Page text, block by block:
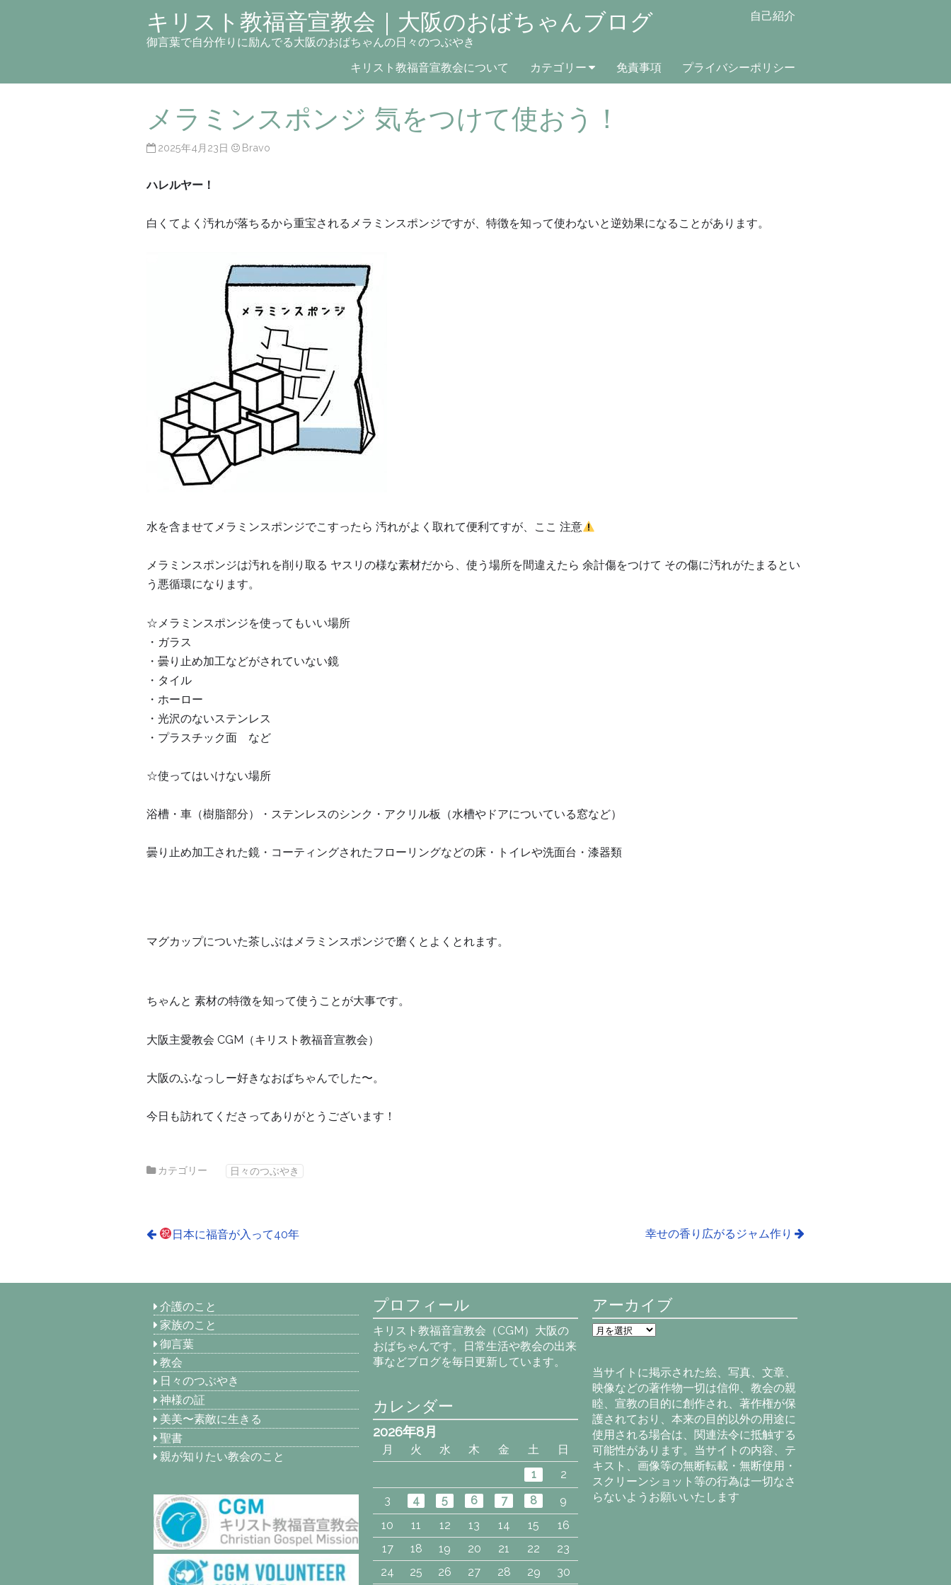
キリスト教福音宣教会｜大阪のおばちゃんブログ
御言葉で自分作りに励んでる大阪のおばちゃんの日々のつぶやき
自己紹介
キリスト教福音宣教会について カテゴリー 免責事項 プライバシーポリシー
メラミンスポンジ 気をつけて使おう！
2025年4月23日 Bravo
ハレルヤー！
白くてよく汚れが落ちるから重宝されるメラミンスポンジですが、特徴を知って使わないと逆効果になることがあります。
水を含ませてメラミンスポンジでこすったら 汚れがよく取れて便利てすが、ここ 注意
メラミンスポンジは汚れを削り取る ヤスリの様な素材だから、使う場所を間違えたら 余計傷をつけて その傷に汚れがたまるとい
う悪循環になります。
☆メラミンスポンジを使ってもいい場所
・ガラス
・曇り止め加工などがされていない鏡
・タイル
・ホーロー
・光沢のないステンレス
・プラスチック面 など
☆使ってはいけない場所
浴槽・車（樹脂部分）・ステンレスのシンク・アクリル板（水槽やドアについている窓など）
曇り止め加工された鏡・コーティングされたフローリングなどの床・トイレや洗面台・漆器類
マグカップについた茶しぶはメラミンスポンジで磨くとよくとれます。
ちゃんと 素材の特徴を知って使うことが大事です。
大阪主愛教会 CGM（キリスト教福音宣教会）
大阪のふなっしー好きなおばちゃんでした〜。
今日も訪れてくださってありがとうございます！
カテゴリー 日々のつぶやき
日本に福音が入って40年 幸せの香り広がるジャム作り
介護のこと
家族のこと
御言葉
教会
日々のつぶやき
神様の証
美美〜素敵に生きる
聖書
親が知りたい教会のこと
プロフィール
キリスト教福音宣教会（CGM）大阪の
おばちゃんです。日常生活や教会の出来
事などブログを毎日更新しています。
アーカイブ
ア
ー
ブ
当サイトに掲示された絵、写真、文章、
映像などの著作物一切は信仰、教会の親
睦、宣教の目的に創作され、著作権が保
護されており、本来の目的以外の用途に
使用される場合は、関連法令に抵触する
可能性があります。当サイトの内容、テ
キスト、画像等の無断転載・無断使用・
スクリーンショット等の行為は一切なさ
らないようお願いいたします
カレンダー
2026年8月
月 火 水 木 金 土
日
1
2
3
4 5 6 7 8
9
10
11 12 13 14 15
16
17
18 19 20 21 22
23
24
25 26 27 28 29 30